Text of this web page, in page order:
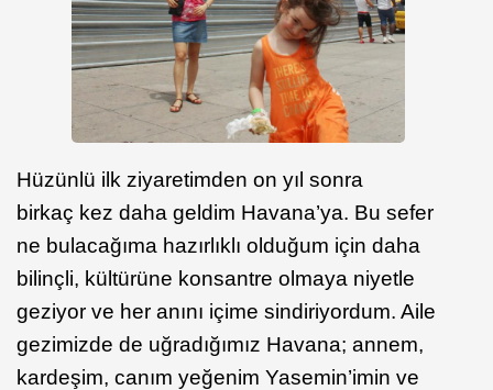
Hüzünlü ilk ziyaretimden on yıl sonra
birkaç kez daha geldim Havana’ya. Bu sefer
ne bulacağıma hazırlıklı olduğum için daha
bilinçli, kültürüne konsantre olmaya niyetle
geziyor ve her anını içime sindiriyordum. Aile
gezimizde de uğradığımız Havana; annem,
kardeşim, canım yeğenim Yasemin’imin ve